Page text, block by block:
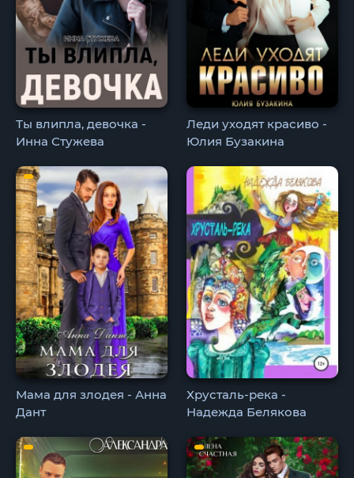
Ты влипла, девочка -
Инна Стужева
Леди уходят красиво -
Юлия Бузакина
Мама для злодея - Анна
Дант
Хрусталь-река -
Надежда Белякова